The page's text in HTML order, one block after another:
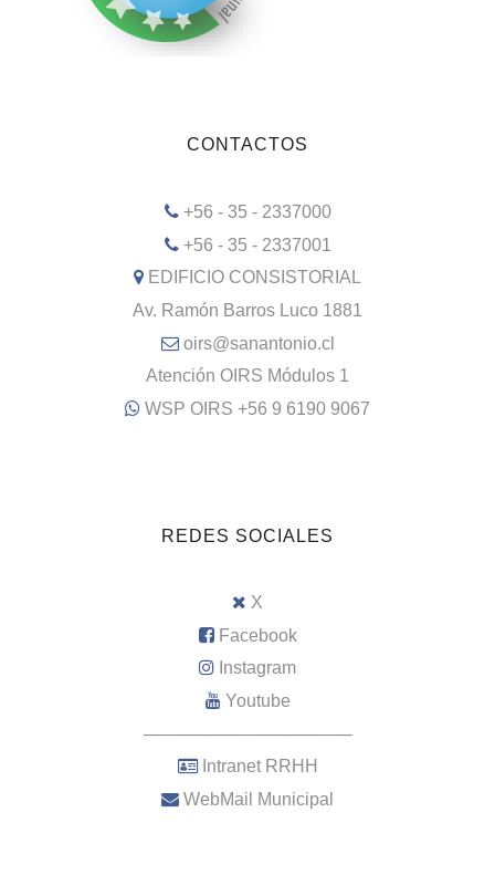
CONTACTOS
+56 - 35 - 2337000
+56 - 35 - 2337001
EDIFICIO CONSISTORIAL
Av. Ramón Barros Luco 1881
oirs@sanantonio.cl
Atención OIRS Módulos 1
WSP OIRS +56 9 6190 9067
REDES SOCIALES
X
Facebook
Instagram
Youtube
–––––––––––––––––––––
Intranet RRHH
WebMail Municipal